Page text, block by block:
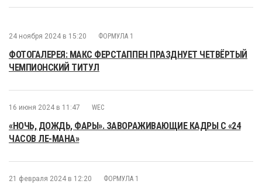
24 ноября 2024 в 15:20 ФОРМУЛА 1
ФОТОГАЛЕРЕЯ: МАКС ФЕРСТАППЕН ПРАЗДНУЕТ ЧЕТВЁРТЫЙ
ЧЕМПИОНСКИЙ ТИТУЛ
16 июня 2024 в 11:47 WEC
«НОЧЬ, ДОЖДЬ, ФАРЫ». ЗАВОРАЖИВАЮЩИЕ КАДРЫ С «24
ЧАСОВ ЛЕ-МАНА»
21 февраля 2024 в 12:20 ФОРМУЛА 1